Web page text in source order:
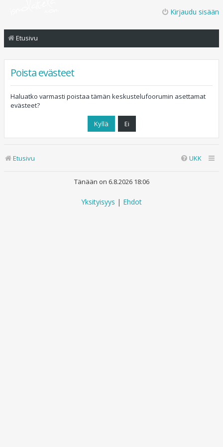
Kirjaudu sisään
Etusivu
Poista evästeet
Haluatko varmasti poistaa tämän keskustelufoorumin asettamat
evästeet?
Etusivu UKK
Tänään on 6.8.2026 18:06
Yksityisyys | Ehdot